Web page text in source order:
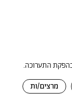
התערוכה.
מרצים/ות